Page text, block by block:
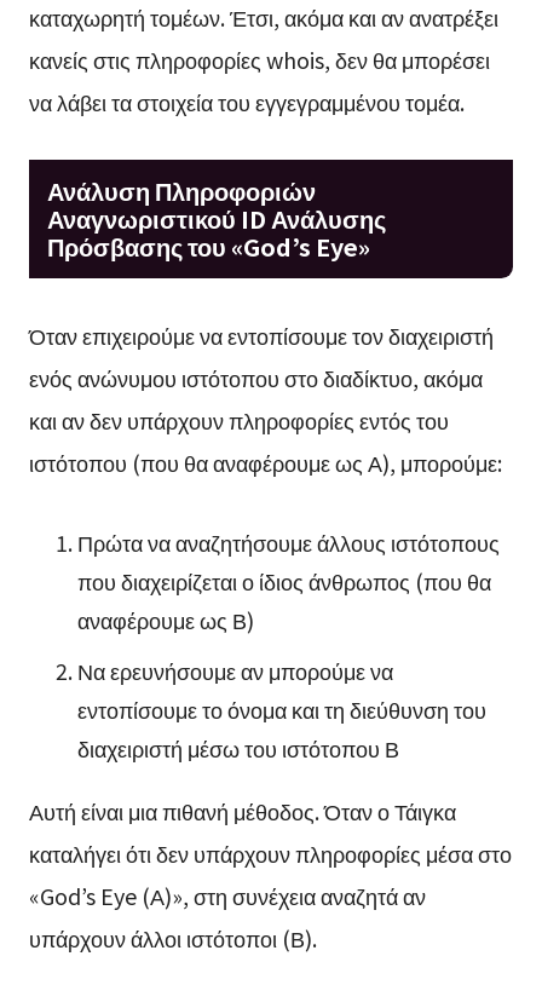
καταχωρητή τομέων. Έτσι, ακόμα και αν ανατρέξει
κανείς στις πληροφορίες whois, δεν θα μπορέσει
να λάβει τα στοιχεία του εγγεγραμμένου τομέα.
Ανάλυση Πληροφοριών
Αναγνωριστικού ID Ανάλυσης
Πρόσβασης του «God’s Eye»
Όταν επιχειρούμε να εντοπίσουμε τον διαχειριστή
ενός ανώνυμου ιστότοπου στο διαδίκτυο, ακόμα
και αν δεν υπάρχουν πληροφορίες εντός του
ιστότοπου (που θα αναφέρουμε ως Α), μπορούμε:
Πρώτα να αναζητήσουμε άλλους ιστότοπους
που διαχειρίζεται ο ίδιος άνθρωπος (που θα
αναφέρουμε ως Β)
Να ερευνήσουμε αν μπορούμε να
εντοπίσουμε το όνομα και τη διεύθυνση του
διαχειριστή μέσω του ιστότοπου Β
Αυτή είναι μια πιθανή μέθοδος. Όταν ο Τάιγκα
καταλήγει ότι δεν υπάρχουν πληροφορίες μέσα στο
«God’s Eye (Α)», στη συνέχεια αναζητά αν
υπάρχουν άλλοι ιστότοποι (Β).